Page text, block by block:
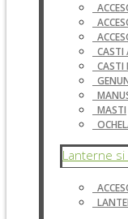
CASTI
CASTI
MASTI
Lanterne si